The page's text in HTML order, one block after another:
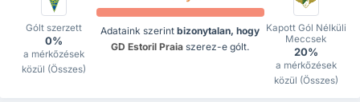
Gólt szerzett
0%
a mérkőzések
közül (Összes)
Adataink szerint bizonytalan, hogy
GD Estoril Praia szerez-e gólt.
Kapott Gól Nélküli
Meccsek
20%
a mérkőzések
közül (Összes)